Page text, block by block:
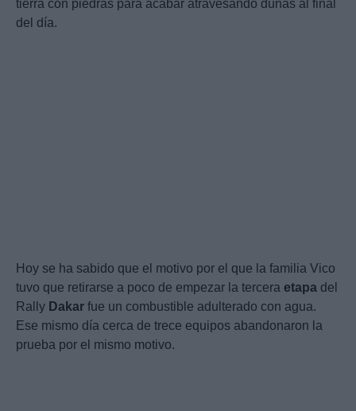
tierra con piedras para acabar atravesando dunas al final
del día.
Hoy se ha sabido que el motivo por el que la familia Vico
tuvo que retirarse a poco de empezar la tercera etapa del
Rally Dakar fue un combustible adulterado con agua.
Ese mismo día cerca de trece equipos abandonaron la
prueba por el mismo motivo.